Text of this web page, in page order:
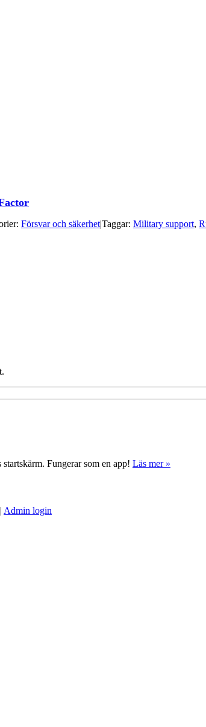
Försvar och säkerhet|Taggar: Military support,
Fungerar som en app! Läs mer »
| Admin login